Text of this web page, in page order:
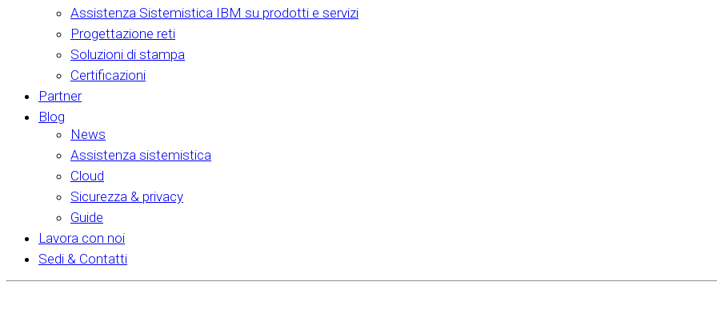
Assistenza Sistemistica IBM su prodotti e servizi
Progettazione reti
Soluzioni di stampa
Certificazioni
Partner
Blog
News
Assistenza sistemistica
Cloud
Sicurezza & privacy
Guide
Lavora con noi
Sedi & Contatti